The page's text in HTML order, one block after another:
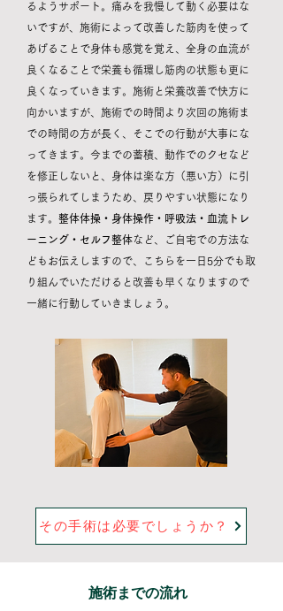
るようサポート。痛みを我慢して動く必要はな
いですが、施術によって改善した筋肉を使って
あげることで身体も感覚を覚え、全身の血流が
良くなることで栄養も循環し筋肉の状態も更に
良くなっていきます。施術と栄養改善で快方に
向かいますが、施術での時間より次回の施術ま
での時間の方が長く、そこでの行動が大事にな
ってきます。今までの蓄積、動作でのクセなど
を修正しないと、身体は楽な方（悪い方）に引
っ張られてしまうため、戻りやすい状態になり
ます。 整体体操・​身体操作・呼吸法・血流トレ
ーニング・セルフ整体など、ご自宅での方法な
どもお伝えしますので、こちらを一日5分でも取
り組んでいただけると改善も早くなりますので
一緒に行動していきましょう。
その手術は必要でしょうか？
施術までの流れ